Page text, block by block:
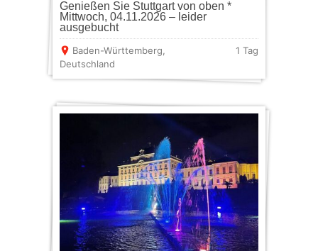
Genießen Sie Stuttgart von oben *
Mittwoch, 04.11.2026 – leider
ausgebucht
Baden-Württemberg
Deutschland
1 Tag